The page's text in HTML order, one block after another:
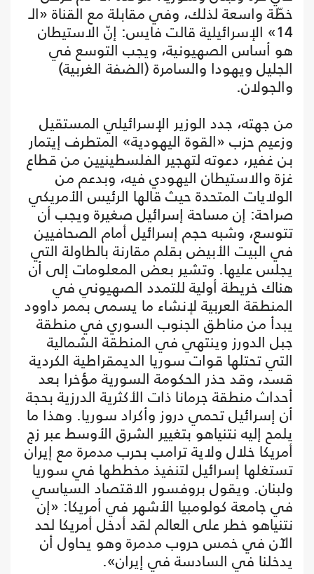
خطّة واسعة لذلك، وفي مقابلة مع القناة «الـ
14» الإسرائيلية قالت فايس: إنّ الاستيطان
هو أساس الصهيونية، ويجب التوسع في
الجليل ويهودا والسامرة (الضفة الغربية)
والجولان.
من جهته، جدد الوزير الإسرائيلي المستقيل
وزعيم حزب «القوة اليهودية» المتطرف إيتمار
بن غفير، دعوته لتهجير الفلسطينيين من قطاع
غزة والاستيطان اليهودي فيه، وبدعم من
الولايات المتحدة حيث قالها الرئيس الأمريكي
صراحة: إن مساحة إسرائيل صغيرة ويجب أن
تتوسع، وشبه حجم إسرائيل أمام الصحافيين
في البيت الأبيض بقلم مقارنة بالطاولة التي
يجلس عليها. وتشير بعض المعلومات إلى أن
هناك خريطة أولية للتمدد الصهيوني في
المنطقة العربية لإنشاء ما يسمى بممر داوود
يبدأ من مناطق الجنوب السوري في منطقة
جبل الدورز وينتهي في المنطقة الشمالية
التي تحتلها قوات سوريا الديمقراطية الكردية
قسد، وقد حذر الحكومة السورية مؤخرا بعد
أحداث منطقة جرمانا ذات الأكثرية الدرزية بحجة
أن إسرائيل تحمي دروز وأكراد سوريا. وهذا ما
يلمح إليه نتنياهو بتغيير الشرق الأوسط عبر زج
أمريكا خلال ولاية ترامب بحرب مدمرة مع إيران
تستغلها إسرائيل لتنفيذ مخططها في سوريا
ولبنان. ويقول بروفسور الاقتصاد السياسي
في جامعة كولومبيا الأشهر في أمريكا: «إن
نتنياهو خطر على العالم لقد أدخل أمريكا لحد
الآن في خمس حروب مدمرة وهو يحاول أن
يدخلنا في السادسة في إيران».